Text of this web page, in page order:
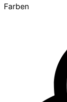
Farben